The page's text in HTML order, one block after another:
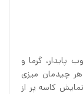
پایدار، گرما و
چیدمان میزی
برای نمایش کاسه پر از